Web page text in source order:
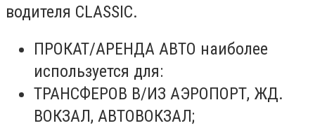
водителя CLASSIC.
ПРОКАТ/АРЕНДА АВТО наиболее
используется для:
ТРАНСФЕРОВ В/ИЗ АЭРОПОРТ, ЖД.
ВОКЗАЛ, АВТОВОКЗАЛ;